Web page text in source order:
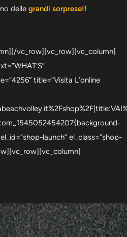
delle grandi sorprese!!
vc_row][vc_row][vc_column]
title=”Visita L’online
launch” el_class=”shop-